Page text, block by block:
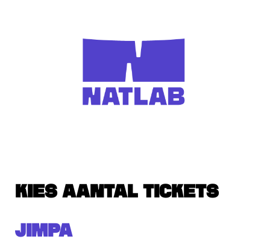
KIES AANTAL TICKETS
JIMPA